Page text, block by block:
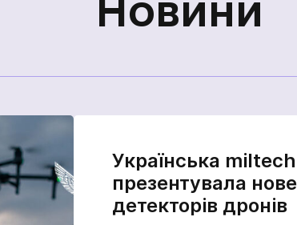
FPV-дрони
Інші технічні засоби
Новини
Українська
презентувала
детекторів дронів